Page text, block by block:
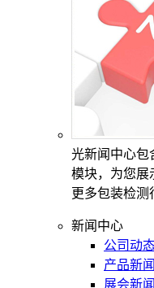
光新闻中心包
模块，为您展
更多包装检测
新闻中心
公司动
产品新闻
展会新闻